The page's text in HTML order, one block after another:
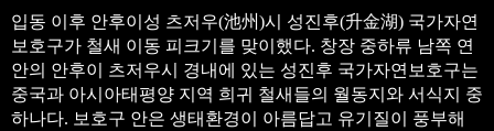
입동 이후 안후이성 츠저우(池州)시 성진후(升金湖) 국가자연
보호구가 철새 이동 피크기를 맞이했다. 창장 중하류 남쪽 연
안의 안후이 츠저우시 경내에 있는 성진후 국가자연보호구는
중국과 아시아태평양 지역 희귀 철새들의 월동지와 서식지 중
하나다. 보호구 안은 생태환경이 아름답고 유기질이 풍부해